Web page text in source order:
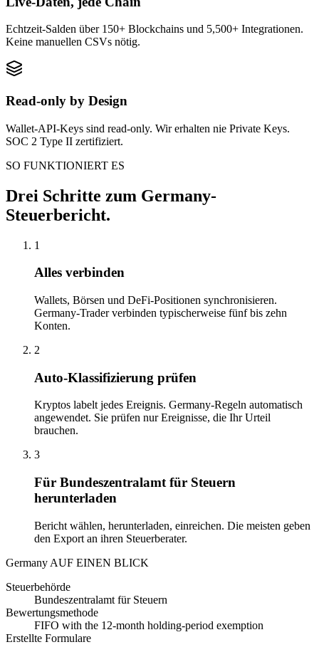
Echtzeit-Salden über 150+ Blockchains und 5,500+ Integrationen.
Keine manuellen CSVs nötig.
Read-only by Design
Wallet-API-Keys sind read-only. Wir erhalten nie Private Keys.
SOC 2 Type II zertifiziert.
SO FUNKTIONIERT ES
Drei Schritte zum Germany-
Steuerbericht.
1
Alles verbinden
Wallets, Börsen und DeFi-Positionen synchronisieren.
Germany-Trader verbinden typischerweise fünf bis zehn
Konten.
2
Auto-Klassifizierung prüfen
Kryptos labelt jedes Ereignis. Germany-Regeln automatisch
angewendet. Sie prüfen nur Ereignisse, die Ihr Urteil
brauchen.
3
Für Bundeszentralamt für Steuern
herunterladen
Bericht wählen, herunterladen, einreichen. Die meisten geben
den Export an ihren Steuerberater.
Germany AUF EINEN BLICK
Steuerbehörde
Bundeszentralamt für Steuern
Bewertungsmethode
FIFO with the 12-month holding-period exemption
Erstellte Formulare